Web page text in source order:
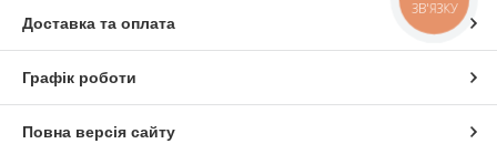
Доставка та оплата
Графік роботи
Повна версія сайту
ЗВ'ЯЗКУ